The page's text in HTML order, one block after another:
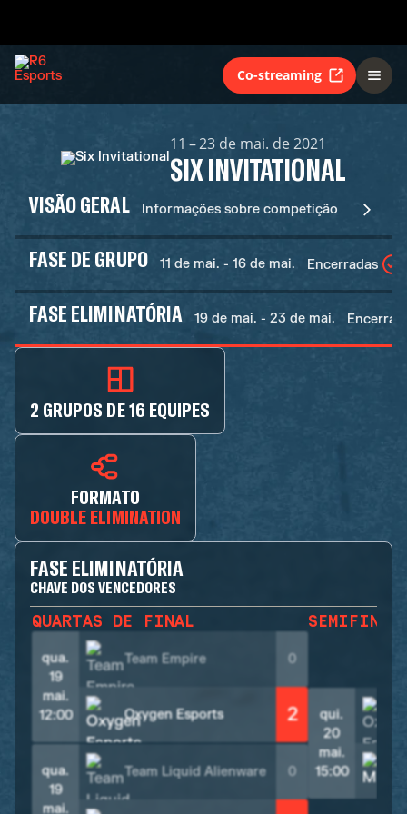
Co-streaming
11 – 23 de mai. de 2021
SIX INVITATIONAL
VISÃO GERAL Informações sobre competição
FASE DE GRUPO 11 de mai. - 16 de mai. Encerradas
FASE ELIMINATÓRIA 19 de mai. - 23 de mai.
2 GRUPOS DE 16 EQUIPES
FORMATO
DOUBLE ELIMINATION
FASE ELIMINATÓRIA
CHAVE DOS VENCEDORES
QUARTAS DE FINAL
qua.
19
mai.
12:00
Team Empire 0
Oxygen Esports 2
qua.
19
mai.
Team Liquid Alienware 0
SEMIFINAL
qui.
20
mai.
15:00